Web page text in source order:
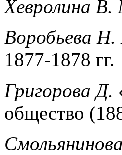
Хевролина В.
Воробьева
1877-1878 гг.
Григорова Д.
общество